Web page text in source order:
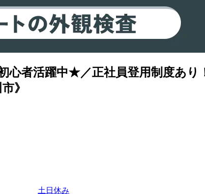
心者活躍中★／正社員登用制度あ
》
土日休み